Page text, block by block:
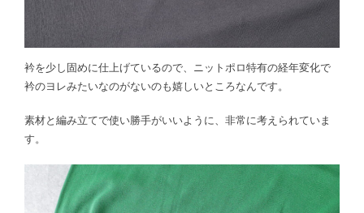
衿を少し固めに仕上げているので、ニットポロ特有の経年変化で
衿のヨレみたいなのがないのも嬉しいところなんです。
素材と編み立てで使い勝手がいいように、非常に考えられていま
す。